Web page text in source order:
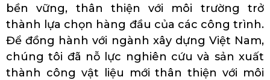
bền vững, thân thiện với môi trường trở
thành lựa chọn hàng đầu của các công trình.
Để đồng hành với ngành xây dựng Việt Nam,
chúng tôi đã nỗ lực nghiên cứu và sản xuất
thành công vật liệu mới thân thiện với môi